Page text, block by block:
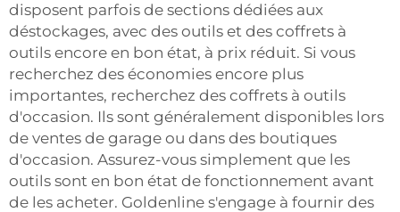
disposent parfois de sections dédiées aux
déstockages, avec des outils et des coffrets à
outils encore en bon état, à prix réduit. Si vous
recherchez des économies encore plus
importantes, recherchez des coffrets à outils
d'occasion. Ils sont généralement disponibles lors
de ventes de garage ou dans des boutiques
d'occasion. Assurez-vous simplement que les
outils sont en bon état de fonctionnement avant
de les acheter. Goldenline s'engage à fournir des